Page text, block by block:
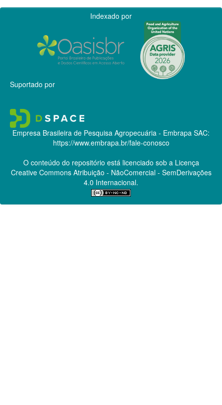
Indexado por
Suportado por
Empresa Brasileira de Pesquisa Agropecuária - Embrapa SAC:
https://www.embrapa.br/fale-conosco
O conteúdo do repositório está licenciado sob a Licença
Creative CommonsAtribuição - NãoComercial - SemDerivações
4.0 Internacional.